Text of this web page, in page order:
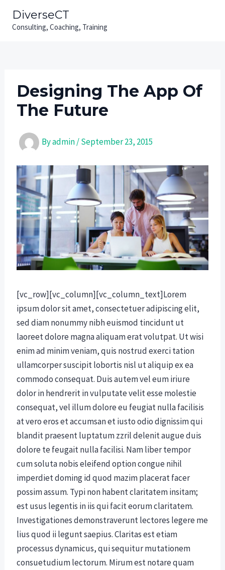
DiverseCT
Consulting, Coaching, Training
Designing The App Of
The Future
Byadmin/September 23, 2015
[vc_row][vc_column][vc_column_text]Lorem
ipsum dolor sit amet, consectetuer adipiscing elit,
sed diam nonummy nibh euismod tincidunt ut
laoreet dolore magna aliquam erat volutpat. Ut wisi
enim ad minim veniam, quis nostrud exerci tation
ullamcorper suscipit lobortis nisl ut aliquip ex ea
commodo consequat. Duis autem vel eum iriure
dolor in hendrerit in vulputate velit esse molestie
consequat, vel illum dolore eu feugiat nulla facilisis
at vero eros et accumsan et iusto odio dignissim qui
blandit praesent luptatum zzril delenit augue duis
dolore te feugait nulla facilisi. Nam liber tempor
cum soluta nobis eleifend option congue nihil
imperdiet doming id quod mazim placerat facer
possim assum. Typi non habent claritatem insitam;
est usus legentis in iis qui facit eorum claritatem.
Investigationes demonstraverunt lectores legere me
lius quod ii legunt saepius. Claritas est etiam
processus dynamicus, qui sequitur mutationem
consuetudium lectorum. Mirum est notare quam
navigation